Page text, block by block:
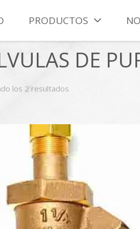
PRODUCTOS
DE
los 2 resultados